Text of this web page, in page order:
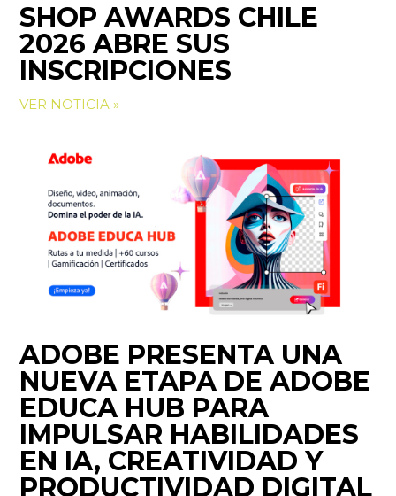
SHOP AWARDS CHILE
2026 ABRE SUS
INSCRIPCIONES
VER NOTICIA »
ADOBE PRESENTA UNA
NUEVA ETAPA DE ADOBE
EDUCA HUB PARA
IMPULSAR HABILIDADES
EN IA, CREATIVIDAD Y
PRODUCTIVIDAD DIGITAL